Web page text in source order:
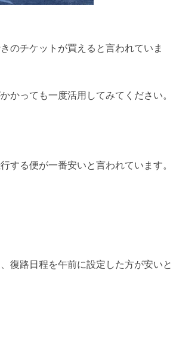
のチケットが買えると言われていま
かっても一度活用してみてください。
する便が一番安いと言われています。
復路日程を午前に設定した方が安いと